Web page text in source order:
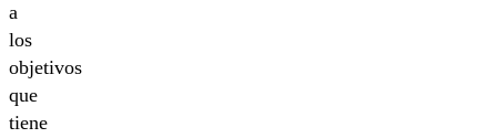
a
los
objetivos
que
tiene